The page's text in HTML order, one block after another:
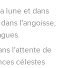
lune et dans
l'angoisse,
l'attente de
célestes